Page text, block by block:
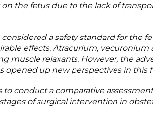
the fetus due to the lack of
a safety standard for the
effects. Atracurium,
muscle relaxants. However, the
opened up new perspectives in this
to conduct a comparative
of surgical intervention in